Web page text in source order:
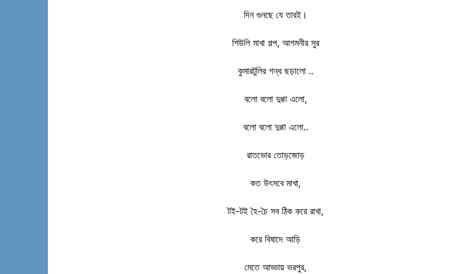
দিন গুনছে যে তারই।
শিউলি মাখা গল্প, আগমনীর সুর
কুমারটুলির গন্ধ ছড়ালো ..
বলো বলো দুগ্গা এলো,
বলো বলো দুগ্গা এলো..
রাতভোর তোড়জোড়
কত উৎসবে মাখা,
টই-টই হৈ-চৈ সব ঠিক করে রাখা,
করে বিষাদে আড়ি
মেতে আড্ডায় ভরপুর,